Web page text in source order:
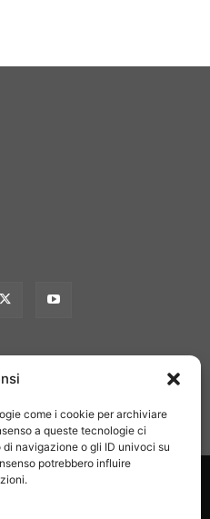
come i cookie per archiviare
a queste tecnologie ci
navigazione o gli ID univoci su
potrebbero influire
Linee editoriali